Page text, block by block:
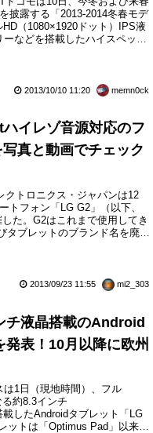
披露する「2013-2014冬春モデ
（1080×1920ドット）IPS液
などを搭載したハイスペック
2013/10/10 11:20 memn0ck
イレゾ音源対応のフ
真と動画でチェック
クトロニクス・ジャパンは12
トフォン「LG G2」（以下、
た。G2はこれまで使用してき
ブレットのブランド名を廃止
2013/09/23 11:55 mi2_303
チ液晶搭載のAndroid
表！10月以降に欧州
は1日（現地時間）、フル
約8.3インチ
したAndroidタブレット「LG
ットは「Optimus Pad」以来、